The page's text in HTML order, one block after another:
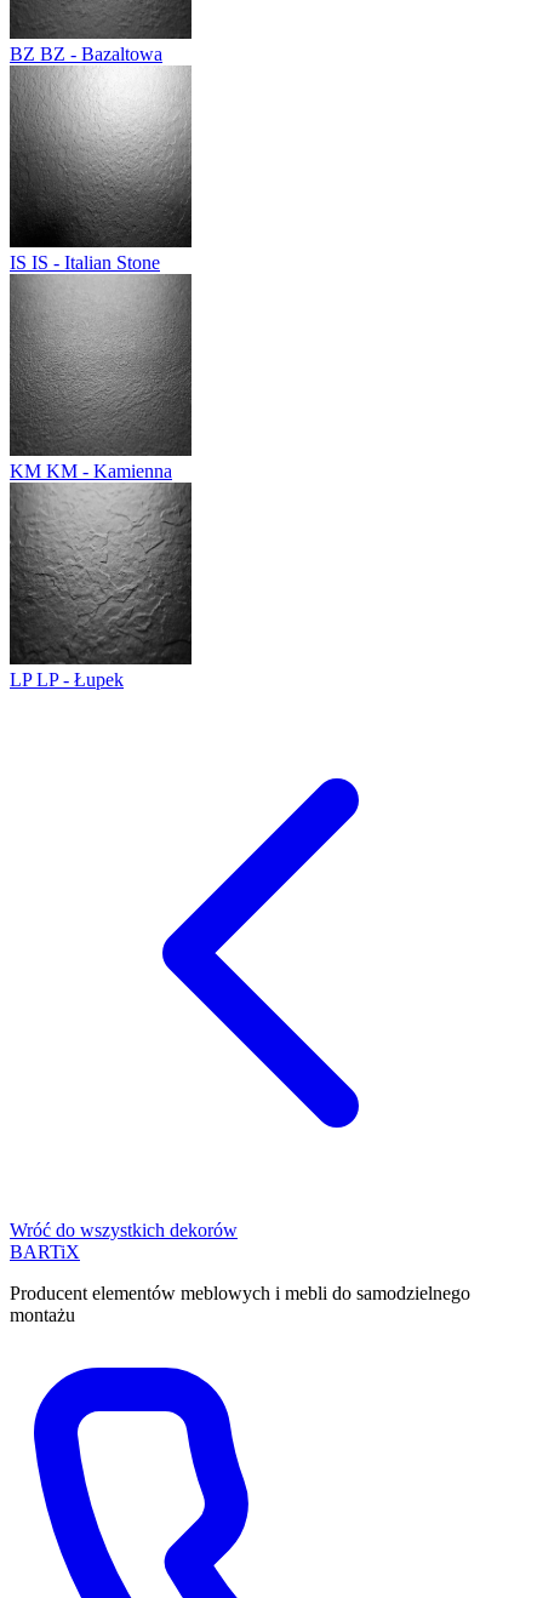
BZ BZ - Bazaltowa
IS IS - Italian Stone
KM KM - Kamienna
LPLP - Łupek
Wróć do wszystkich dekorów
BARTiX
Producent elementów meblowych i mebli do samodzielnego
montażu